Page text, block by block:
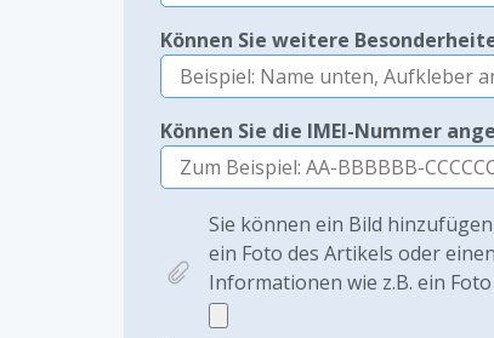
Können Sie weitere
Können Sie die IMEI-Nummer
Sie können ein Bild
ein Foto des Artikels oder
Informationen wie z.B. ein